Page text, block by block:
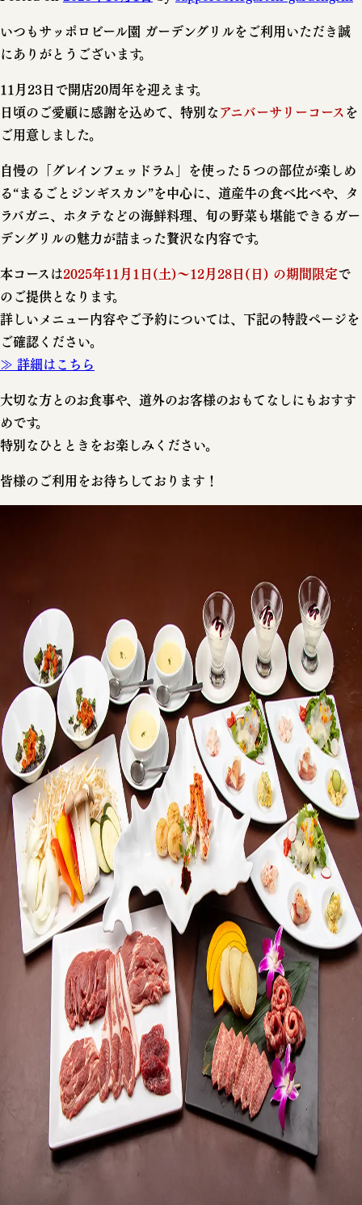
いつもサッポロビール園 ガーデングリルをご利用いただき誠
にありがとうございます。
11月23日で開店20周年を迎えます。
日頃のご愛顧に感謝を込めて、特別なアニバーサリーコースを
ご用意しました。
自慢の「グレインフェッドラム」を使った５つの部位が楽しめ
る“まるごとジンギスカン”を中心に、道産牛の食べ比べや、タ
ラバガニ、ホタテなどの海鮮料理、旬の野菜も堪能できるガー
デングリルの魅力が詰まった贅沢な内容です。
本コースは2025年11月1日(土)～12月28日(日) の期間限定で
のご提供となります。
詳しいメニュー内容やご予約については、下記の特設ページを
ご確認ください。
≫ 詳細はこちら
大切な方とのお食事や、道外のお客様のおもてなしにもおすす
めです。
特別なひとときをお楽しみください。
皆様のご利用をお待ちしております！